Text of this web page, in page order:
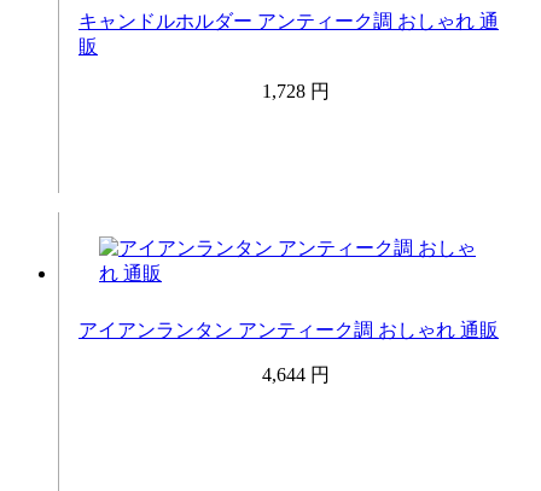
キャンドルホルダー アンティーク調 おしゃれ 通
販
1,728 円
アイアンランタン アンティーク調 おしゃれ 通販
4,644 円